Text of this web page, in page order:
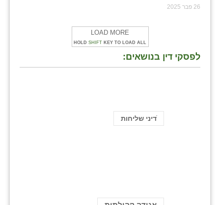
26 פבר 2025
LOAD MORE
HOLD SHIFT KEY TO LOAD ALL
לפסקי דין בנושאים:
ֿדיני שליחות